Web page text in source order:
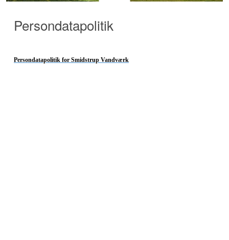
Persondatapolitik
Persondatapolitik for Smidstrup Vandværk